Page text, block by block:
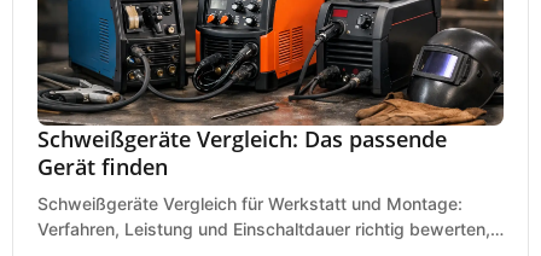
Schweißgeräte Vergleich: Das passende
Gerät finden
Schweißgeräte Vergleich für Werkstatt und Montage:
Verfahren, Leistung und Einschaltdauer richtig bewerten,